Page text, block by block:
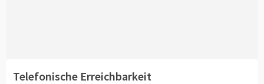
Telefonische Erreichbarkeit